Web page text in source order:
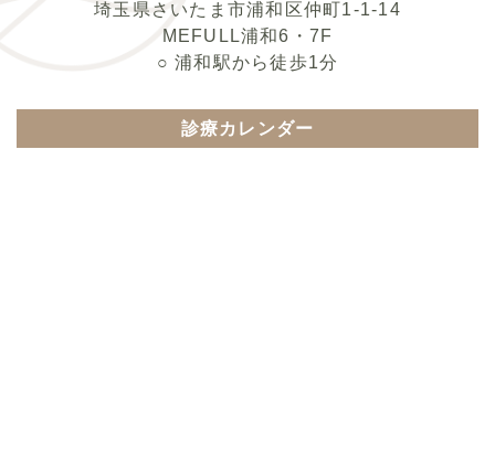
埼玉県さいたま市浦和区仲町1-1-14
MEFULL浦和6・7F
○ 浦和駅から徒歩1分
診療カレンダー